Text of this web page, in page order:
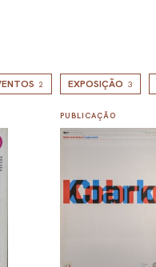
2 EXPOSIÇÃO 3
PUBLICAÇÃO